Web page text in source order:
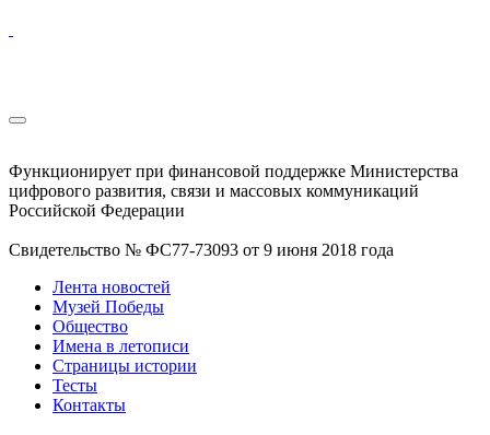
Функционирует при финансовой поддержке Министерства
цифрового развития, связи и массовых коммуникаций
Российской Федерации
Свидетельство № ФС77-73093 от 9 июня 2018 года
Лента новостей
Музей Победы
Общество
Имена в летописи
Страницы истории
Тесты
Контакты